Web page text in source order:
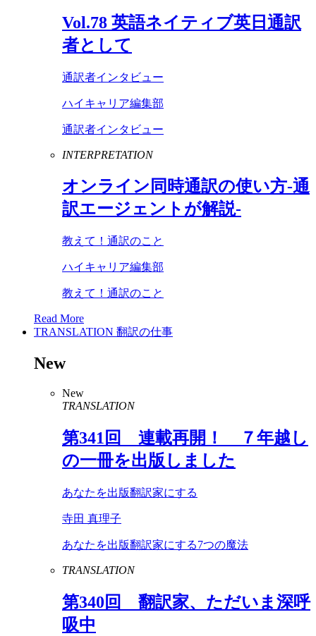
Vol.78 英語ネイティブ英日通訳
者として
通訳者インタビュー
ハイキャリア編集部
通訳者インタビュー
INTERPRETATION
オンライン同時通訳の使い方-通
訳エージェントが解説-
教えて！通訳のこと
ハイキャリア編集部
教えて！通訳のこと
Read More
TRANSLATION 翻訳の仕事
New
New
TRANSLATION
第341 回 連載再開！ ７年越し
の一冊を出版しました
あなたを出版翻訳家にする
寺田 真理子
あなたを出版翻訳家にする7つの魔法
TRANSLATION
第340回 翻訳家、ただいま深呼
吸中